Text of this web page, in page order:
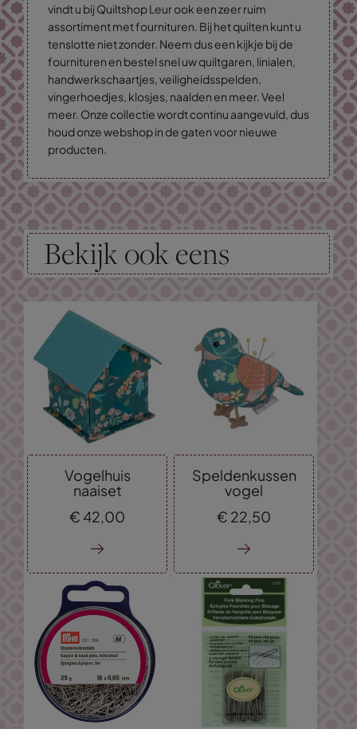
vindt u bij Quiltshop Leur ook een zeer ruim
assortiment met fournituren. Bij het quilten kunt u
tenslotte niet zonder. Neem dus een kijkje bij de
fournituren en bestel snel uw quiltgaren, linialen,
handwerkschaartjes, veiligheidsspelden,
vingerhoedjes, klosjes, naalden en meer. Veel
meer. Onze collectie wordt continu aangevuld, dus
houd onze webshop in de gaten voor nieuwe
producten.
Bekijk ook eens
Vogelhuis
naaiset
€ 42,00
Speldenkussen
vogel
€ 22,50